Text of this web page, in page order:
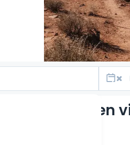
Waarom huren